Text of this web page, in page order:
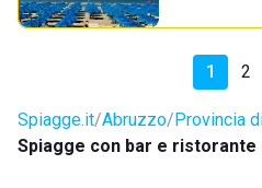
1 2
Spiagge.it Abruzzo Provincia
Spiagge con bar e ristorante